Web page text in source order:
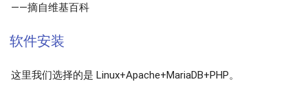
——摘自维基百科
软件安装
这里我们选择的是 Linux+Apache+MariaDB+PHP。